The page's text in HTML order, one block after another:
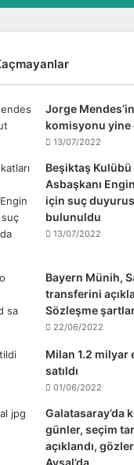
Jorge Mendes’in
komisyonu yine
13/07/2022
Beşiktaş Kulübü
Asbaşkanı
için suç
bulunuldu
13/07/2022
Bayern Münih,
transferini
Sözleşme
22/06/2022
Milan 1.2 milyar
satıldı
01/06/2022
Galatasaray’da
günler, seçim
açıklandı,